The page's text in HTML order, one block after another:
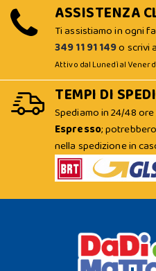
ASSISTENZA
Ti assistiamo in ogni
349 11 91 149o scrivi a
Attivo dal Lunedì al
TEMPI DI
Spediamo in 24/48
Espresso;
nella spedizione in